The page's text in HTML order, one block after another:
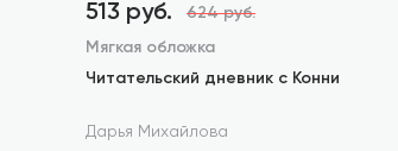
513 руб. 624 руб.
Мягкая обложка
Читательский дневник с Конни
Дарья Михайлова